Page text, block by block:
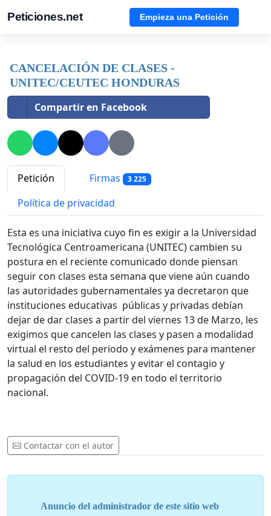
Peticiones.net Empieza una Petición
CANCELACIÓN DE CLASES -
UNITEC/CEUTEC HONDURAS
Compartir en Facebook
Petición Firmas 3 225
Política de privacidad
Esta es una iniciativa cuyo fin es exigir a la Universidad
Tecnológica Centroamericana (UNITEC) cambien su
postura en el reciente comunicado donde piensan
seguir con clases esta semana que viene aún cuando
las autoridades gubernamentales ya decretaron que
instituciones educativas públicas y privadas debían
dejar de dar clases a partir del viernes 13 de Marzo, les
exigimos que cancelen las clases y pasen a modalidad
virtual el resto del periodo y exámenes para mantener
la salud en los estudiantes y evitar el contagio y
propagación del COVID-19 en todo el territorio
nacional.
Contactar con el autor
Anuncio del administrador de este sitio web